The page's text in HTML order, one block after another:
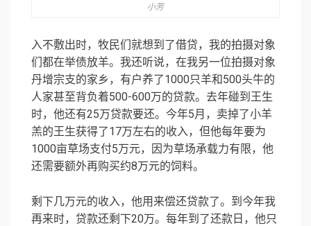
小芳
入不敷出时，牧民们就想到了借贷，我的拍摄对象
们都在举债放羊。我还听说，在我另一位拍摄对象
丹增宗支的家乡，有户养了1000只羊和500头牛的
人家甚至背负着500-600万的贷款。去年碰到王生
时，他还有25万贷款要还。今年5月，卖掉了小羊
羔的王生获得了17万左右的收入，但他每年要为
1000亩草场支付5万元，因为草场承载力有限，他
还需要额外再购买约8万元的饲料。
剩下几万元的收入，他用来偿还贷款了。到今年我
再来时，贷款还剩下20万。每年到了还款日，他只